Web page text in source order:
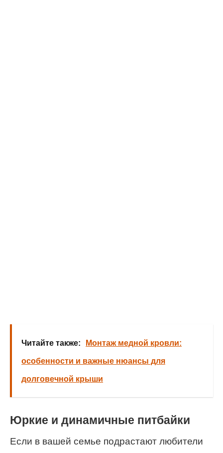
Читайте также: Монтаж медной кровли:
особенности и важные нюансы для
долговечной крыши
Юркие и динамичные питбайки
Если в вашей семье подрастают любители